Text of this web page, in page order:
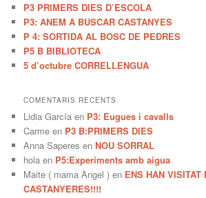
P3 PRIMERS DIES D’ESCOLA
P3: ANEM A BUSCAR CASTANYES
P 4: SORTIDA AL BOSC DE PEDRES
P5 B BIBLIOTECA
5 d’octubre CORRELLENGUA
COMENTARIS RECENTS
Lidia García en P3: Eugues i cavalls
Carme en P3 B:PRIMERS DIES
Anna Saperes en NOU SORRAL
hola en P5:Experiments amb aigua
Maite ( mama Àngel ) en ENS HAN VISITAT
CASTANYERES!!!!